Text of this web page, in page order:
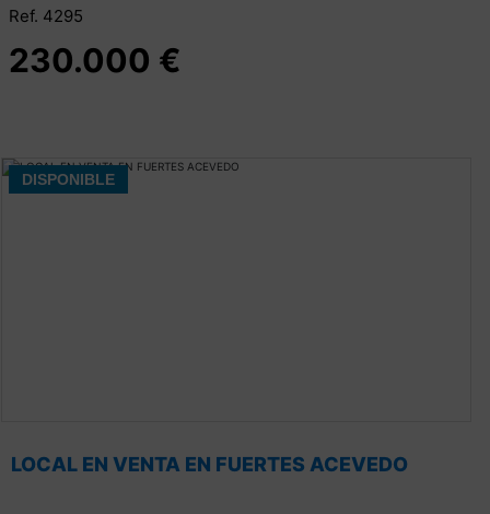
Ref. 4295
230.000 €
DISPONIBLE
LOCAL EN VENTA EN FUERTES ACEVEDO